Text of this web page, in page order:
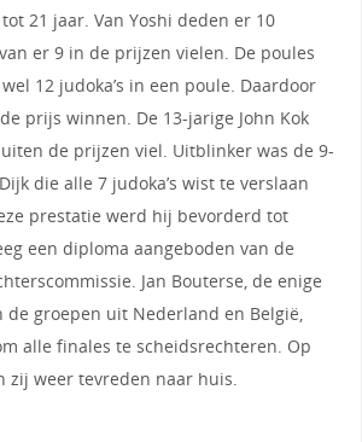
21 jaar. Van Yoshi deden er 10
er 9 in de prijzen vielen. De poules
12 judoka’s in een poule. Daardoor
prijs winnen. De 13-jarige John Kok
de prijzen viel. Uitblinker was de 9-
die alle 7 judoka’s wist te verslaan
prestatie werd hij bevorderd tot
een diploma aangeboden van de
Jan Bouterse, de enige
de groepen uit Nederland en België,
alle finales te scheidsrechteren. Op
zij weer tevreden naar huis.